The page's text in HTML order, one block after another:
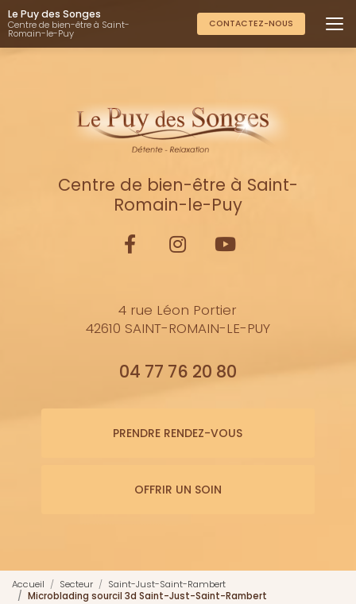
Aller
au
contenu
principal
Le Puy des Songes
Centre de bien-être à Saint-
Romain-le-Puy
CONTACTEZ-NOUS
Centre de bien-être à Saint-
Romain-le-Puy
4 rue Léon Portier
42610 SAINT-ROMAIN-LE-PUY
04 77 76 20 80
PRENDRE RENDEZ-VOUS
OFFRIR UN SOIN
Accueil Secteur
Saint-Just-Saint-Rambert
Microblading sourcil 3d Saint-Just-Saint-Rambert